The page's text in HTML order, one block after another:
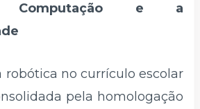
Computação e a
robótica no currículo escolar
pela homologação